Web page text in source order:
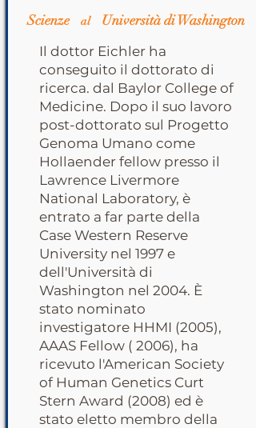
Scienze al Università di Washington
Il dottor Eichler ha
conseguito il dottorato di
ricerca. dal Baylor College of
Medicine. Dopo il suo lavoro
post-dottorato sul Progetto
Genoma Umano come
Hollaender fellow presso il
Lawrence Livermore
National Laboratory, è
entrato a far parte della
Case Western Reserve
University nel 1997 e
dell'Università di
Washington nel 2004. È
stato nominato
investigatore HHMI (2005),
AAAS Fellow ( 2006), ha
ricevuto l'American Society
of Human Genetics Curt
Stern Award (2008) ed è
stato eletto membro della